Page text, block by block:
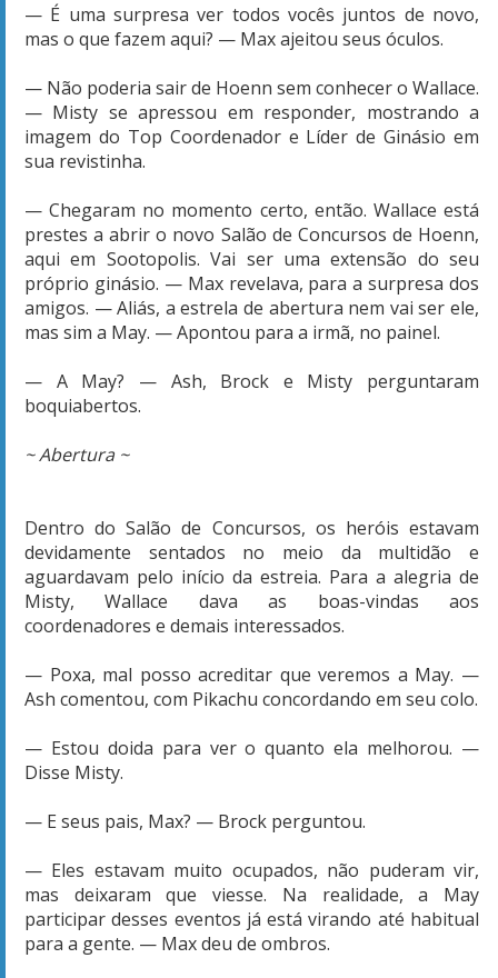
— É uma surpresa ver todos vocês juntos de novo,
mas o que fazem aqui? — Max ajeitou seus óculos.
— Não poderia sair de Hoenn sem conhecer o Wallace.
— Misty se apressou em responder, mostrando a
imagem do Top Coordenador e Líder de Ginásio em
sua revistinha.
— Chegaram no momento certo, então. Wallace está
prestes a abrir o novo Salão de Concursos de Hoenn,
aqui em Sootopolis. Vai ser uma extensão do seu
próprio ginásio. — Max revelava, para a surpresa dos
amigos. — Aliás, a estrela de abertura nem vai ser ele,
mas sim a May. — Apontou para a irmã, no painel.
— A May? — Ash, Brock e Misty perguntaram
boquiabertos.
~ Abertura ~
Dentro do Salão de Concursos, os heróis estavam
devidamente sentados no meio da multidão e
aguardavam pelo início da estreia. Para a alegria de
Misty, Wallace dava as boas-vindas aos
coordenadores e demais interessados.
— Poxa, mal posso acreditar que veremos a May. —
Ash comentou, com Pikachu concordando em seu colo.
— Estou doida para ver o quanto ela melhorou. —
Disse Misty.
— E seus pais, Max? — Brock perguntou.
— Eles estavam muito ocupados, não puderam vir,
mas deixaram que viesse. Na realidade, a May
participar desses eventos já está virando até habitual
para a gente. — Max deu de ombros.